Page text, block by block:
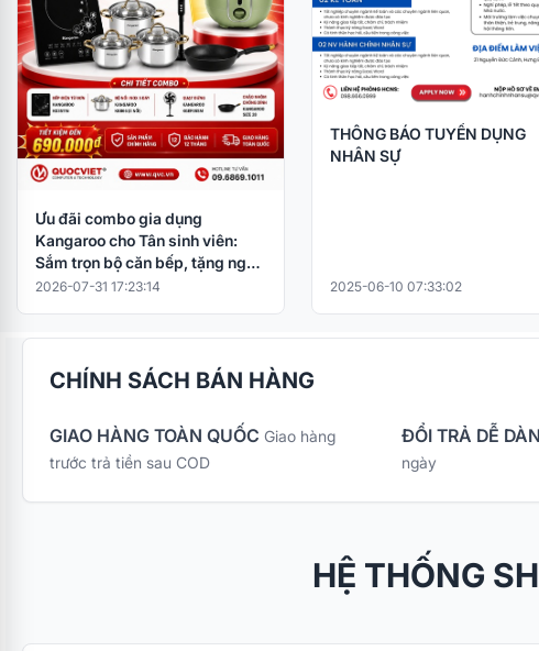
Ưu đãi combo gia dụng
Kangaroo cho Tân sinh viên:
Sắm trọn bộ căn bếp, tặng ngay
nồi cơm điện
2026-07-31 17:23:14
THÔNG BÁO TUYỂN DỤNG
NHÂN SỰ
2025-06-10 07:33:02
CHÍNH SÁCH BÁN HÀNG
GIAO HÀNG TOÀN QUỐC Giao hàng
trước trả tiền sau COD
ĐỔI TRẢ DỄ
ngày
HỆ THỐNG